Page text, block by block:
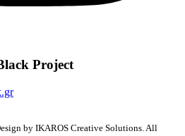
Project
by IKAROS Creative Solutions. All